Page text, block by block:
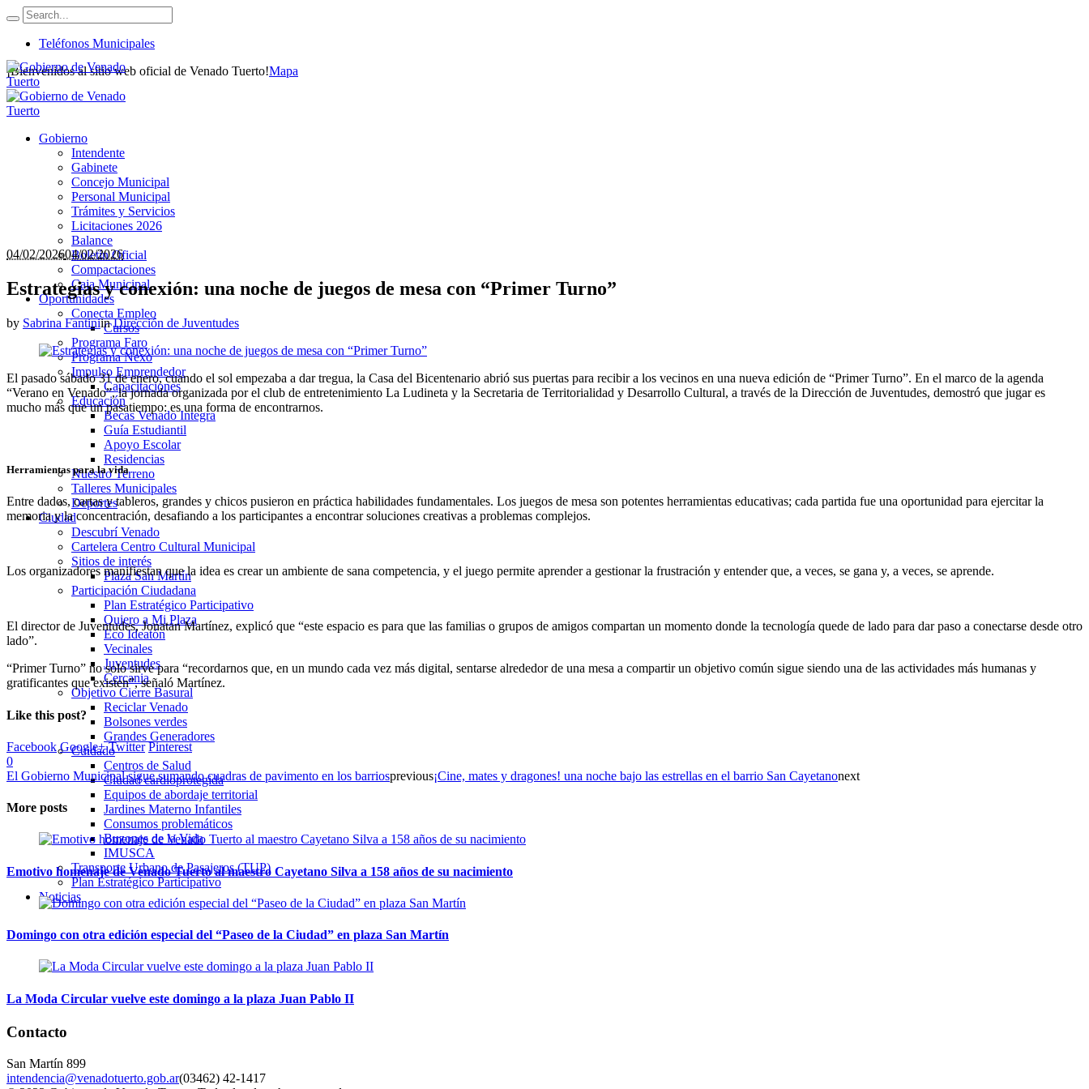
Teléfonos Municipales
¡Bienvenidos al sitio web oficial de Venado Tuerto!Mapa
Gobierno
Intendente
Gabinete
Concejo Municipal
Personal Municipal
Trámites y Servicios
Licitaciones 2026
Balance
Boletín Oficial
Compactaciones
Caja Municipal
Oportunidades
Conecta Empleo
Cursos
Programa Faro
Programa Nexo
Impulso Emprendedor
Capacitaciones
Educación
Becas Venado Integra
Guía Estudiantil
Apoyo Escolar
Residencias
Nuestro Terreno
Talleres Municipales
Deportes
Ciudad
Descubrí Venado
Cartelera Centro Cultural Municipal
Sitios de interés
Plaza San Martín
Participación Ciudadana
Plan Estratégico Participativo
Quiero a Mi Plaza
Eco Ideatón
Vecinales
Juventudes
Cercania
Objetivo Cierre Basural
Reciclar Venado
Bolsones verdes
Grandes Generadores
Cuidado
Centros de Salud
Ciudad cardioprotegida
Equipos de abordaje territorial
Jardines Materno Infantiles
Consumos problemáticos
Buzones de la Vida
IMUSCA
Transporte Urbano de Pasajeros (TUP)
Plan Estratégico Participativo
Noticias
04/02/202604/02/2026
Estrategias y conexión: una noche de juegos de mesa con “Primer Turno”
by Sabrina FantiniinDirección de Juventudes
El pasado sábado 31 de enero, cuando el sol empezaba a dar tregua, la Casa del Bicentenario abrió sus puertas para recibir a los vecinos en una nueva edición de “Primer Turno”. En el marco de la agenda
“Verano en Venado”, la jornada organizada por el club de entretenimiento La Ludineta y la Secretaria de Territorialidad y Desarrollo Cultural, a través de la Dirección de Juventudes, demostró que jugar es
mucho más que un pasatiempo: es una forma de encontrarnos.
Herramientas para la vida
Entre dados, cartas y tableros, grandes y chicos pusieron en práctica habilidades fundamentales. Los juegos de mesa son potentes herramientas educativas; cada partida fue una oportunidad para ejercitar la
memoria y la concentración, desafiando a los participantes a encontrar soluciones creativas a problemas complejos.
Los organizadores manifiestan que la idea es crear un ambiente de sana competencia, y el juego permite aprender a gestionar la frustración y entender que, a veces, se gana y, a veces, se aprende.
El director de Juventudes, Jonatan Martínez, explicó que “este espacio es para que las familias o grupos de amigos compartan un momento donde la tecnología quede de lado para dar paso a conectarse desde otro
lado”.
“Primer Turno” no solo sirve para “recordarnos que, en un mundo cada vez más digital, sentarse alrededor de una mesa a compartir un objetivo común sigue siendo una de las actividades más humanas y
gratificantes que existen”, señaló Martínez.
Like this post?
Facebook Google+ Twitter Pinterest
0
El Gobierno Municipal sigue sumando cuadras de pavimento en los barriosprevious¡Cine, mates y dragones! una noche bajo las estrellas en el barrio San Cayetanonext
More posts
Emotivo homenaje de Venado Tuerto al maestro Cayetano Silva a 158 años de su nacimiento
Domingo con otra edición especial del “Paseo de la Ciudad” en plaza San Martín
La Moda Circular vuelve este domingo a la plaza Juan Pablo II
Contacto
San Martín 899
intendencia@venadotuerto.gob.ar(03462) 42-1417